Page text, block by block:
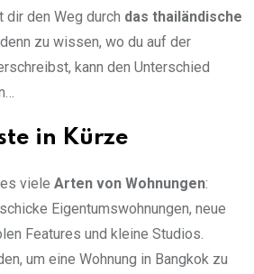
den Weg durch das thailändische
zu wissen, wo du auf der
kann den Unterschied
in Kürze
viele Arten von Wohnungen:
Eigentumswohnungen, neue
Features und kleine Studios.
um eine Wohnung in Bangkok zu